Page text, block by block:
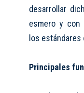
desarrollar
esmero y con
los estándares
Principales